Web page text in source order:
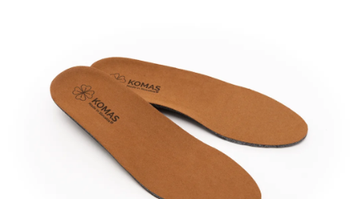
hviezdičiek.